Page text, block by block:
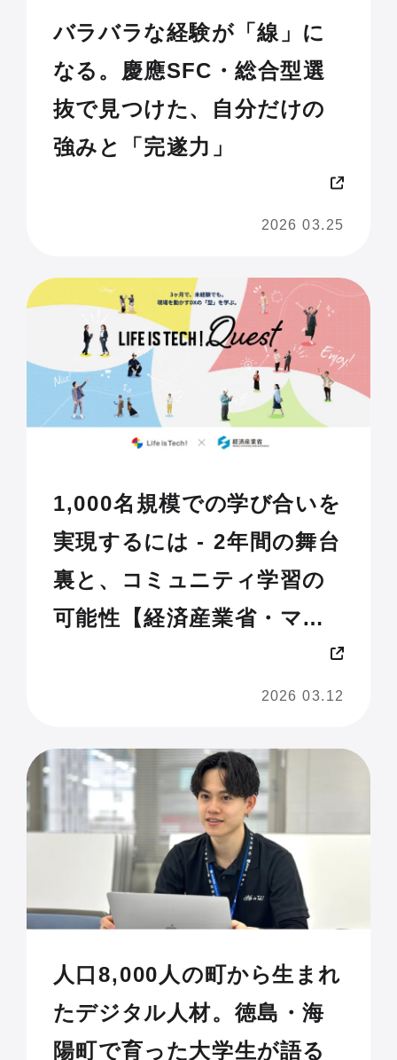
バラバラな経験が「線」に
なる。慶應SFC・総合型選
抜で見つけた、自分だけの
強みと「完遂力」
2026 03.25
1,000名規模での学び合いを
実現するには - 2年間の舞台
裏と、コミュニティ学習の
可能性【経済産業省・マナ
ビDX Quest実施レポート】
2026 03.12
人口8,000人の町から生まれ
たデジタル人材。徳島・海
陽町で育った大学生が語る